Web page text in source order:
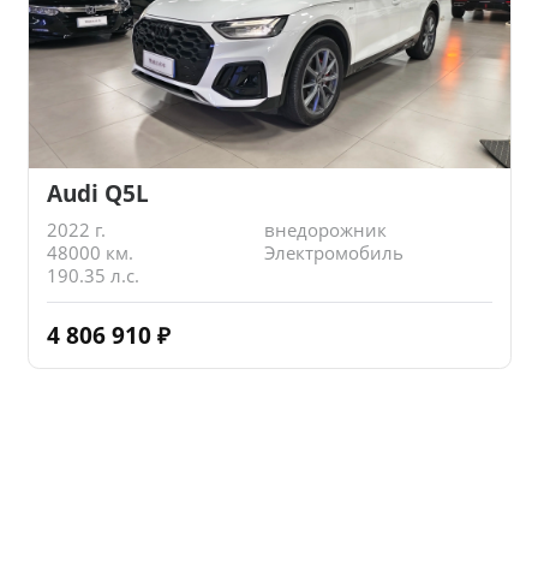
Audi Q5L
2022 г.
внедорожник
48000 км.
Электромобиль
190.35 л.с.
4 806 910 ₽